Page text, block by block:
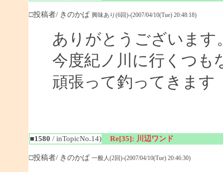
□投稿者/ きのかぱ 興味あり(6回)-(2007/04/10(Tue) 20:48:18)
ありがとうございます
今度紀ノ川に行くつも
頑張って釣ってきます
■1580 / inTopicNo.14) Re[35]: 川辺ワンド
□投稿者/ きのかぱ 一般人(2回)-(2007/04/10(Tue) 20:46:30)